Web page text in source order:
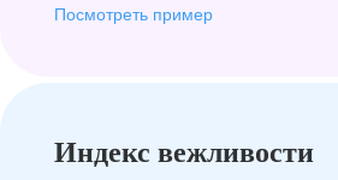
Посмотреть пример
Индекс вежливости